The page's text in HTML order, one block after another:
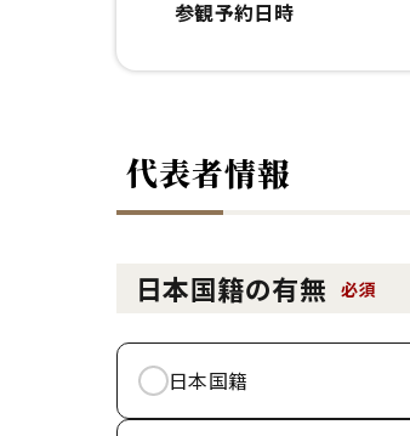
参観予約日時
代表者情報
日本国籍の有無 必須
日本国籍